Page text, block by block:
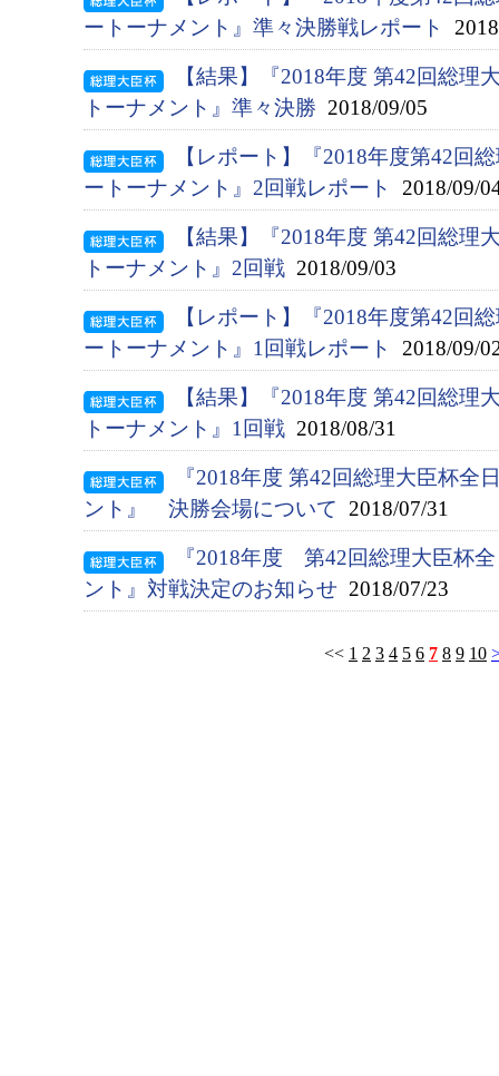
ートーナメント』準々決勝戦レポート
【結果】『2018年度 第42回総理
トーナメント』準々決勝 2018/09/05
【レポート】『2018年度第42回
ートーナメント』2回戦レポート
2018/09/
【結果】『2018年度 第42回総理
トーナメント』2回戦 2018/09/03
【レポート】『2018年度第42回
ートーナメント』1回戦レポート
2018/09/
【結果】『2018年度 第42回総理
トーナメント』1回戦 2018/08/31
『2018年度 第42回総理大臣杯全
ント』 決勝会場について 2018/07/31
『2018年度 第42回総理大臣杯
ント』対戦決定のお知らせ 2018/07/23
<< 1 2 3 4 5 6 7 8 9 10